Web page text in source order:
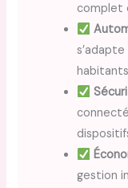
complet
gestion